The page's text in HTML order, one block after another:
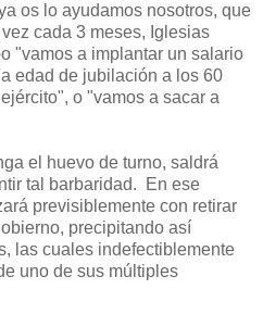
os lo ayudamos nosotros, que
cada 3 meses, Iglesias
"vamos a implantar un salario
edad de jubilación a los 60
o "vamos a sacar a
el huevo de turno, saldrá
tal barbaridad. En ese
previsiblemente con retirar
precipitando así
las cuales indefectiblemente
uno de sus múltiples